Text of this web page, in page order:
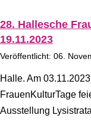
28. Hallesche
19.11.2023
Veröffentlicht: 06.
Halle. Am
FrauenKulturTage
Ausstellung